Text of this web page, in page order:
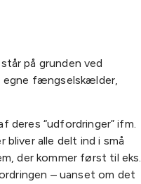
på grunden ved
egne fængselskælder,
deres “udfordringer” ifm.
alle delt ind i små
der kommer først til eks.
– uanset om det